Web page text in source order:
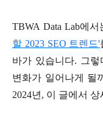
TBWA Data Lab에
할 2023 SEO 트렌드'
바가 있습니다. 그렇
변화가 일어나게 될
2024년, 이 글에서